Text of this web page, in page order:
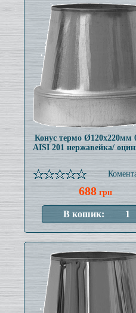
Конус термо Ø120x220мм
AISI 201 нержавейка/
688 грн